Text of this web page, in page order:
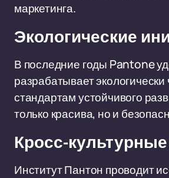
маркетинга.
Экологические
В последние годы Pantone
разрабатывает
стандартам устойчивого
только красива, но и
Кросс-
Институт Пантон проводит